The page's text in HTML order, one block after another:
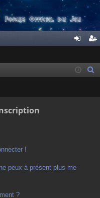
ne cri
!
peux à présent plus me
?